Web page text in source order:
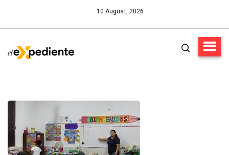
10 August, 2026